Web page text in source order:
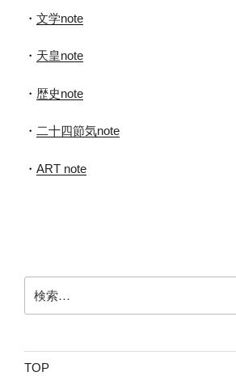
・ 文学note
・ 天皇note
・ 歴史note
・ 二十四節気note
・ ART note
索:
TOP